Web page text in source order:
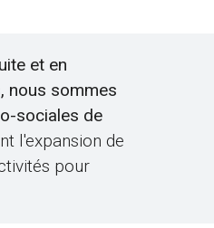
et en
nous sommes
sociales de
l'expansion de
pour